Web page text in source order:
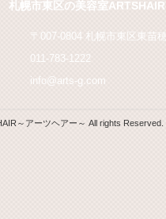
札幌市東区の美容室ARTSHAIR
〒007-0804 札幌市東区東苗
011-783-1222
info@arts-g.com
～アーツヘアー～ All rights Reserved.